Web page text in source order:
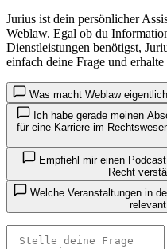
Jurius ist dein persönlicher
Weblaw. Egal ob du
Dienstleistungen benötigst,
einfach deine Frage und
Was macht Weblaw
Ich habe gerade meinen Abschluss gemacht und interessiere mich
für eine Karriere im
Empfiehl mir einen Podcast, der aktuelle Entwicklungen in KI im
Recht